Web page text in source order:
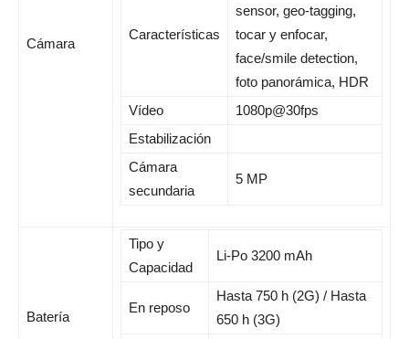
Cámara
Características
sensor, geo-tagging,
tocar y enfocar,
face/smile detection,
foto panorámica, HDR
Vídeo
1080p@30fps
Estabilización
Cámara
secundaria
5 MP
Batería
Tipo y
Capacidad
Li-Po 3200 mAh
En reposo
Hasta 750 h (2G) / Hasta
650 h (3G)